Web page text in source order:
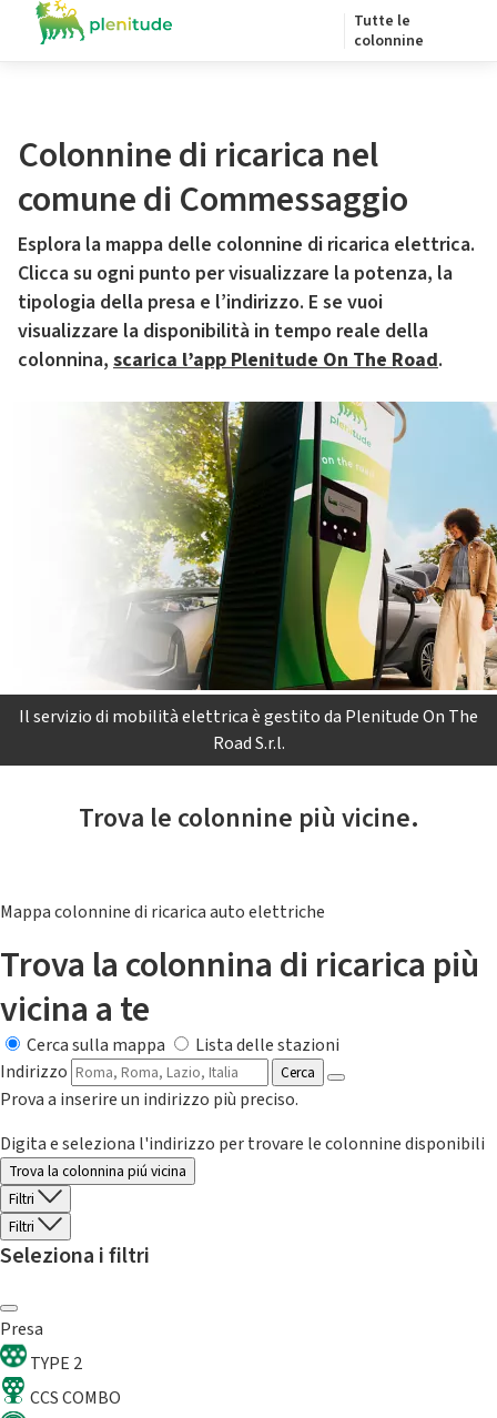
Tutte le
colonnine
Colonnine di ricarica nel
comune di Commessaggio
Esplora la mappa delle colonnine di ricarica elettrica.
Clicca su ogni punto per visualizzare la potenza, la
tipologia della presa e l’indirizzo. E se vuoi
visualizzare la disponibilità in tempo reale della
colonnina, scarica l’app Plenitude On The Road.
Il servizio di mobilità elettrica è gestito da Plenitude On The
Road S.r.l.
Trova le colonnine più vicine.
Mappa colonnine di ricarica auto elettriche
Trova la colonnina di ricarica più
vicina a te
Cerca sulla mappa
Lista delle stazioni
Indirizzo
Cerca
Prova a inserire un indirizzo più preciso.
Digita e seleziona l'indirizzo per trovare le colonnine disponibili
Trova la colonnina piú vicina
Filtri
Filtri
Seleziona i filtri
Presa
TYPE 2
CCS COMBO